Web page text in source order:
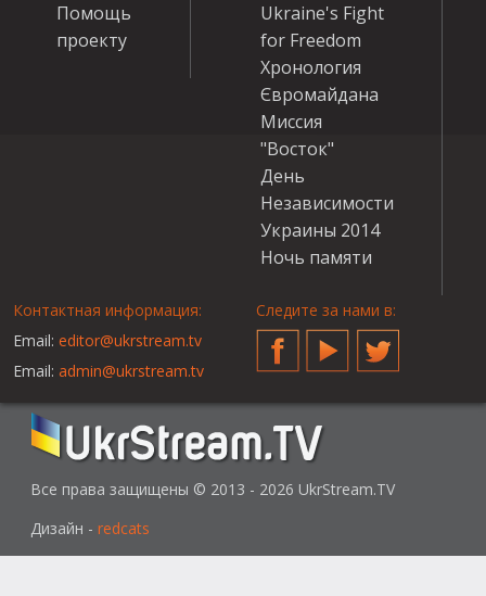
Помощь
проекту
Ukraine's Fight
for Freedom
Хронология
Євромайдана
Миссия
"Восток"
День
Независимости
Украины 2014
Ночь памяти
Контактная информация:
Email: editor@ukrstream.tv
Email: admin@ukrstream.tv
Следите за нами в:
FacebookYouTubeTwitter
Все права защищены © 2013 - 2026 UkrStream.TV
Дизайн - redcats